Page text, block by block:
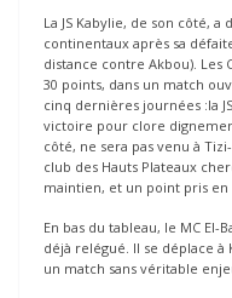
La JS Kabylie, de son côté,
continentaux après sa
distance contre Akbou). Les
30 points, dans un match
cinq dernières journées :la
victoire pour clore
côté, ne sera pas venu à
club des Hauts Plateaux
maintien, et un point pris en
En bas du tableau, le MC El-
déjà relégué. Il se déplace à
un match sans véritable